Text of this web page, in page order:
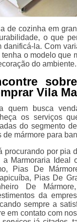
de cozinha em
o que
danificá-la. Com
tenha o modelo que
do ambiente.
Vila
quem busca
os serviços
do segmento
de mármore para
procurando por pia
a Marmoraria Ideal
Pias De
Pias De
De
da
sempre a
em contato com